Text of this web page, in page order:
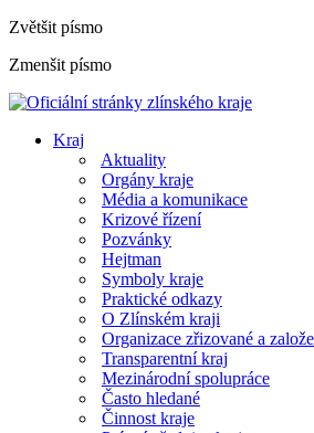
Zvětšit písmo
Zmenšit písmo
Kraj
Aktuality
Orgány kraje
Média a komunikace
Krizové řízení
Pozvánky
Hejtman
Symboly kraje
Praktické odkazy
O Zlínském kraji
Organizace zřizované a
Transparentní kraj
Mezinárodní spolupráce
Často hledané
Činnost kraje